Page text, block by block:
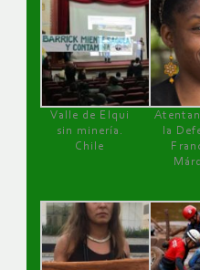
Valle de Elqui
sin minería.
Chile
la